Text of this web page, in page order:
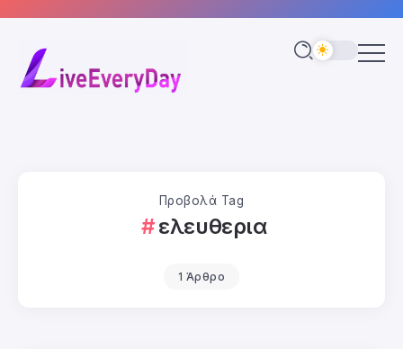
Προβολά Tag
ελευθερια
1 Άρθρο